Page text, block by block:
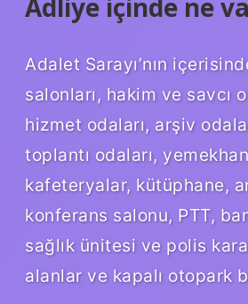
Adliye içinde ne
Adalet Sarayı’nın
salonları, hakim ve savcı
hizmet odaları, arşiv
toplantı odaları,
kafeteryalar, kütüphane,
konferans salonu, PTT,
sağlık ünitesi ve polis
alanlar ve kapalı otopark